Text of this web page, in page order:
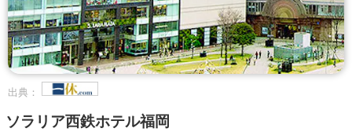
出典：
ソラリア西鉄ホテル福岡